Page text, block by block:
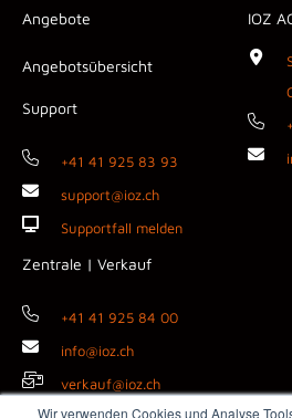
Wir verwenden Cookies und Analyse
Angebote
Angebotsübersicht
Support
+41 41 925 83 93
support@ioz.ch
Supportfall melden
Zentrale | Verkauf
+41 41 925 84 00
info@ioz.ch
verkauf@ioz.ch
IOZ